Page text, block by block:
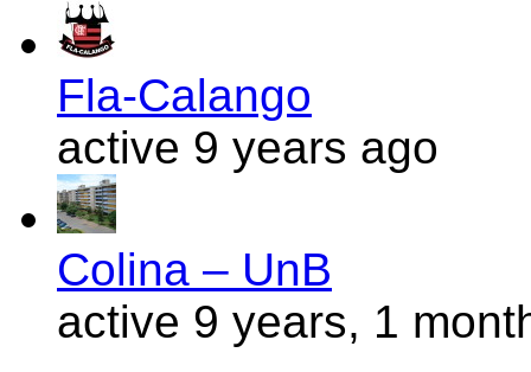
Fla-Calango
active 9 years ago
Colina – UnB
active 9 years, 1